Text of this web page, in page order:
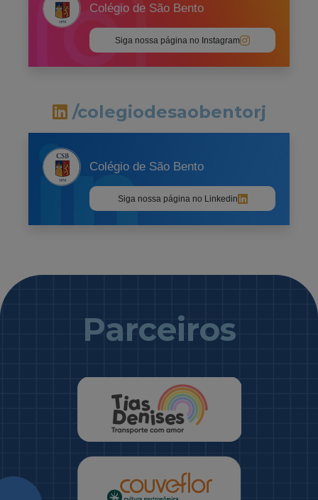
Colégio de São Bento
Siga nossa página no Instagram
/colegiodesaobentorj
Colégio de São Bento
Siga nossa página no Linkedin
Parceiros